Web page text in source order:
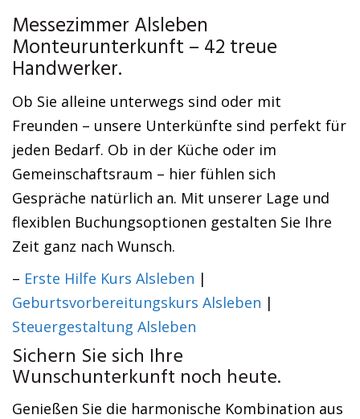
Messezimmer Alsleben
Monteurunterkunft – 42 treue
Handwerker.
Ob Sie alleine unterwegs sind oder mit
Freunden – unsere Unterkünfte sind perfekt für
jeden Bedarf. Ob in der Küche oder im
Gemeinschaftsraum – hier fühlen sich
Gespräche natürlich an. Mit unserer Lage und
flexiblen Buchungsoptionen gestalten Sie Ihre
Zeit ganz nach Wunsch.
– Erste Hilfe Kurs Alsleben |
Geburtsvorbereitungskurs Alsleben |
Steuergestaltung Alsleben
Sichern Sie sich Ihre
Wunschunterkunft noch heute.
Genießen Sie die harmonische Kombination aus